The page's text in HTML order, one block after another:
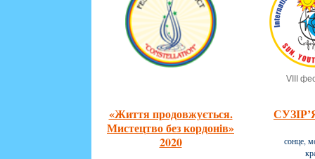
«Життя продовжується.
Мистецтво без кордонiв»
2020
VIII
сонце,